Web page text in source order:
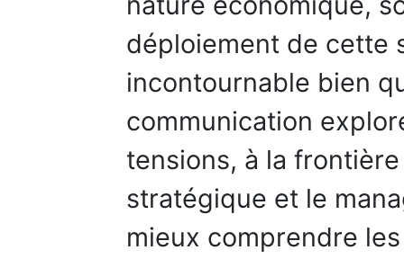
déploiement de cette
incontournable bien
communication
tensions, à la
stratégique et le
mieux comprendre